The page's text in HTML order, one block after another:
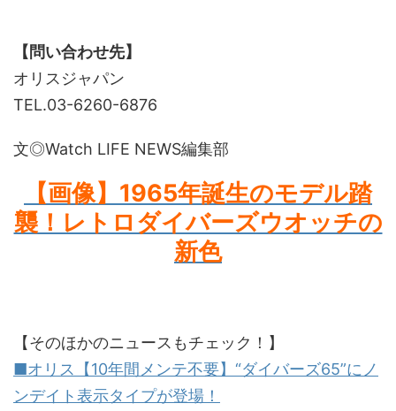
【問い合わせ先】
オリスジャパン
TEL.03-6260-6876
文◎Watch LIFE NEWS編集部
【画像】1965年誕生のモデル踏
襲！レトロダイバーズウオッチの
新色
【そのほかのニュースもチェック！】
■オリス【10年間メンテ不要】“ダイバーズ65”にノ
ンデイト表示タイプが登場！